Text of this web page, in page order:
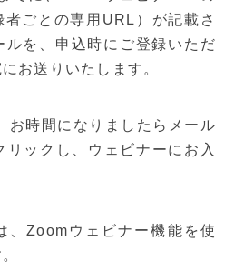
ごとの専用URL）が記載さ
ルを、申込時にご登録いただ
お送りいたします。
お時間になりましたらメール
ックし、ウェビナーにお入
Zoomウェビナー機能を使